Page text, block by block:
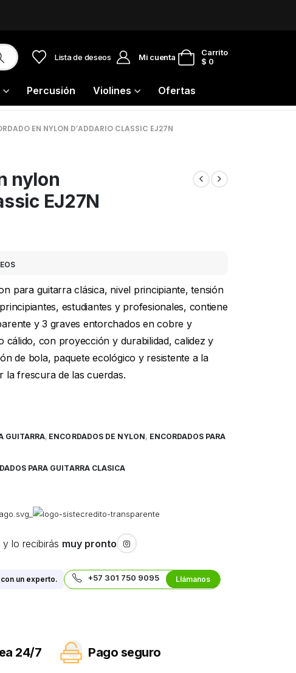
Lista de deseos Mi cuenta
Carrito
$ 0
Percusión Violines Ofertas
EN NYLON D’ADDARIO CLASSIC EJ27N
nylon
EJ27N
para guitarra clásica, nivel principiante, tensión
estudiantes y profesionales, contiene
y 3 graves entorchados en cobre y
cálido, con proyección y durabilidad, calidez y
de bola, paquete ecológico y resistente a la
frescura de las cuerdas.
GUITARRA, ENCORDADOS DE NYLON, ENCORDADOS PARA
PARA GUITARRA CLASICA
lo recibirás muy pronto
un experto. +57 301 750 9095 Llámanos
24/7 Pago seguro